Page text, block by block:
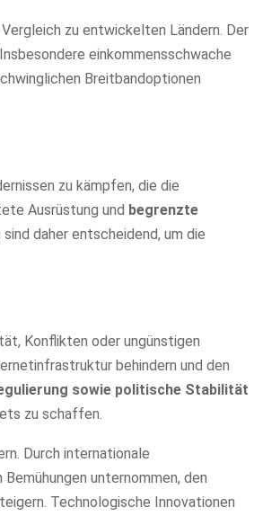
zu entwickelten Ländern. Der
einkommensschwache
Breitbandoptionen
zu kämpfen, die die
Ausrüstung und begrenzte
daher entscheidend, um die
Konflikten oder ungünstigen
behindern und den
sowie politische Stabilität
zu schaffen.
Durch internationale
Bemühungen unternommen, den
Technologische Innovationen